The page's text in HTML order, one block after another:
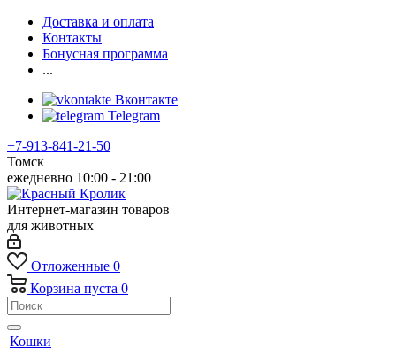
Доставка и оплата
Контакты
Бонусная программа
...
Вконтакте
Telegram
+7-913-841-21-50
Томск
ежедневно 10:00 - 21:00
Интернет-магазин товаров
для животных
Отложенные 0
Корзина пуста 0
Кошки